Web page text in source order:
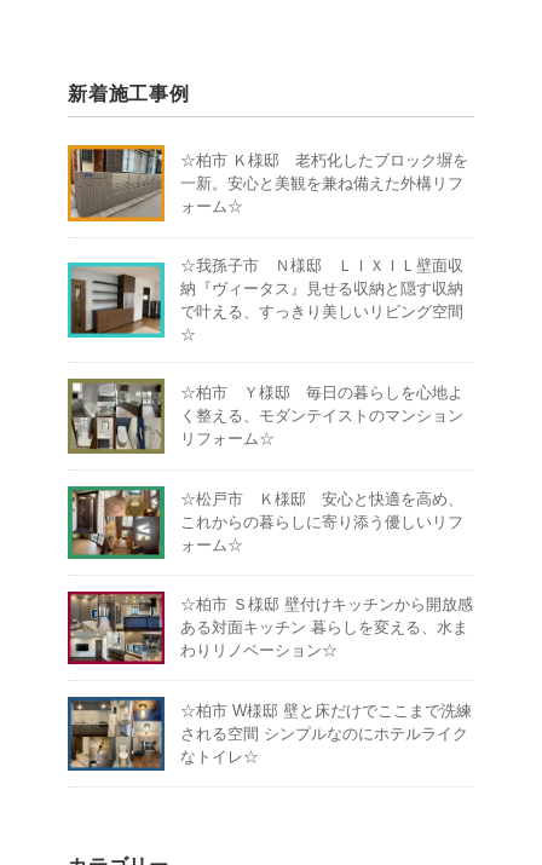
新着施工事例
☆柏市 Ｋ様邸 老朽化したブロック塀を
一新。安心と美観を兼ね備えた外構リフ
ォーム☆
☆我孫子市 Ｎ様邸 ＬＩＸＩＬ壁面収
納『ヴィータス』見せる収納と隠す収納
で叶える、すっきり美しいリビング空間
☆
☆柏市 Ｙ様邸 毎日の暮らしを心地よ
く整える、モダンテイストのマンション
リフォーム☆
☆松戸市 Ｋ様邸 安心と快適を高め、
これからの暮らしに寄り添う優しいリフ
ォーム☆
☆柏市 Ｓ様邸 壁付けキッチンから開放感
ある対面キッチン 暮らしを変える、水ま
わりリノベーション☆
☆柏市 W様邸 壁と床だけでここまで洗練
される空間 シンプルなのにホテルライク
なトイレ☆